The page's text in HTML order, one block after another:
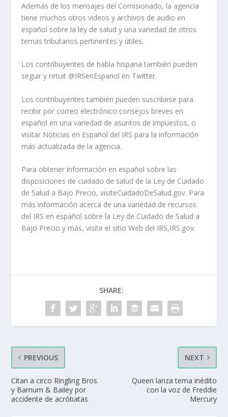
Además de los mensajes del Comisionado, la agencia
tiene muchos otros videos y archivos de audio en
español sobre la ley de salud y una variedad de otros
temas tributarios pertinentes y útiles.
Los contribuyentes de habla hispana también pueden
seguir y retuit @IRSenEspanol en Twitter.
Los contribuyentes también pueden suscribirse para
recibir por correo electrónico consejos breves en
español en una variedad de asuntos de impuestos, o
visitar Noticias en Español del IRS para la información
más actualizada de la agencia.
Para obtener información en español sobre las
disposiciones de cuidado de salud de la Ley de Cuidado
de Salud a Bajo Precio, visiteCuidadoDeSalud.gov. Para
más información acerca de una variedad de recursos
del IRS en español sobre la Ley de Cuidado de Salud a
Bajo Precio y más, visite el sitio Web del IRS,IRS.gov.
SHARE:
PREVIOUS
Citan a circo Ringling Bros.
y Barnum & Bailey por
accidente de acróbatas
NEXT
Queen lanza tema inédito
con la voz de Freddie
Mercury